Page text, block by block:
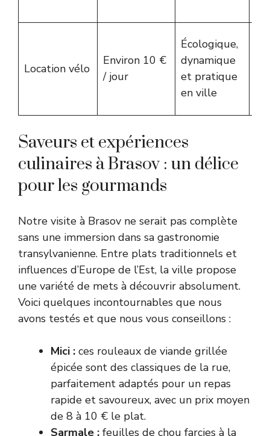
Location vélo
Environ 10 €
/ jour
Écologique,
dynamique
et pratique
en ville
Saveurs et expériences
culinaires à Brasov : un délice
pour les gourmands
Notre visite à Brasov ne serait pas complète
sans une immersion dans sa gastronomie
transylvanienne. Entre plats traditionnels et
influences d’Europe de l’Est, la ville propose
une variété de mets à découvrir absolument.
Voici quelques incontournables que nous
avons testés et que nous vous conseillons :
Mici : ces rouleaux de viande grillée
épicée sont des classiques de la rue,
parfaitement adaptés pour un repas
rapide et savoureux, avec un prix moyen
de 8 à 10 € le plat.
Sarmale : feuilles de chou farcies à la